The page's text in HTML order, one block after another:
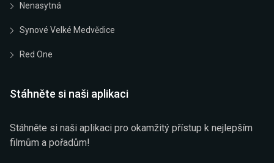
Nenasytná
Synové Velké Medvědice
Red One
Stáhněte si naši aplikaci
Stáhněte si naši aplikaci pro okamžitý přístup k nejlepším
filmům a pořadům!